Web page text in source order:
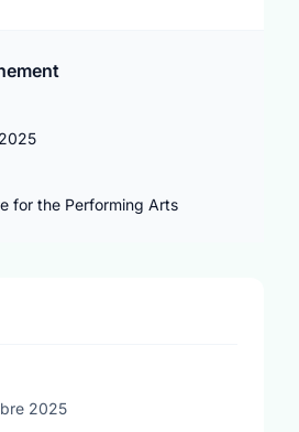
for the Performing Arts
2025